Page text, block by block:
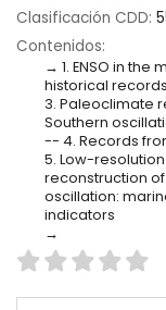
Clasificación CDD:
Contenidos:
1. ENSO in
historical
3. Paleoclimate
Southern
-- 4. Records
5. Low-
reconstruction of
oscillation:
indicators
Valoración